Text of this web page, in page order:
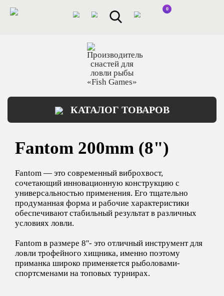
КАТАЛОГ ТОВАРОВ
Fantom 200mm (8")
Fantom — это современный виброхвост,
сочетающий инновационную конструкцию с
универсальностью применения. Его тщательно
продуманная форма и рабочие характеристики
обеспечивают стабильный результат в различных
условиях ловли.
Fantom в размере 8''- это отличный инструмент для
ловли трофейного хищника, именно поэтому
приманка широко применяется рыболовами-
спортсменами на топовых турнирах.